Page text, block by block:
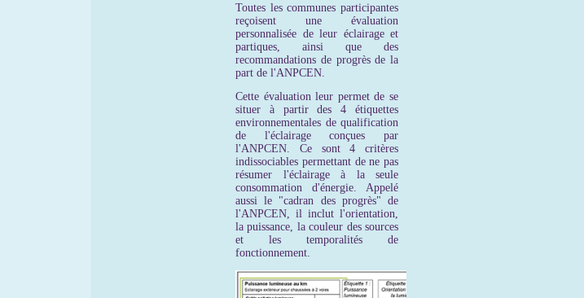
Toutes les communes participantes
reçoisent une évaluation
personnalisée de leur éclairage et
partiques, ainsi que des
recommandations de progrès de la
part de l'ANPCEN.
Cette évaluation leur permet de se
situer à partir des 4 étiquettes
environnementales de qualification
de l'éclairage conçues par
l'ANPCEN. Ce sont 4 critères
indissociables permettant de ne pas
résumer l'éclairage à la seule
consommation d'énergie. Appelé
aussi le "cadran des progrès" de
l'ANPCEN, il inclut l'orientation,
la puissance, la couleur des sources
et les temporalités de
fonctionnement.